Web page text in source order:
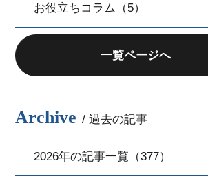
お役立ちコラム（5）
一覧ページへ
Archive / 過去の記事
2026年の記事一覧（377）